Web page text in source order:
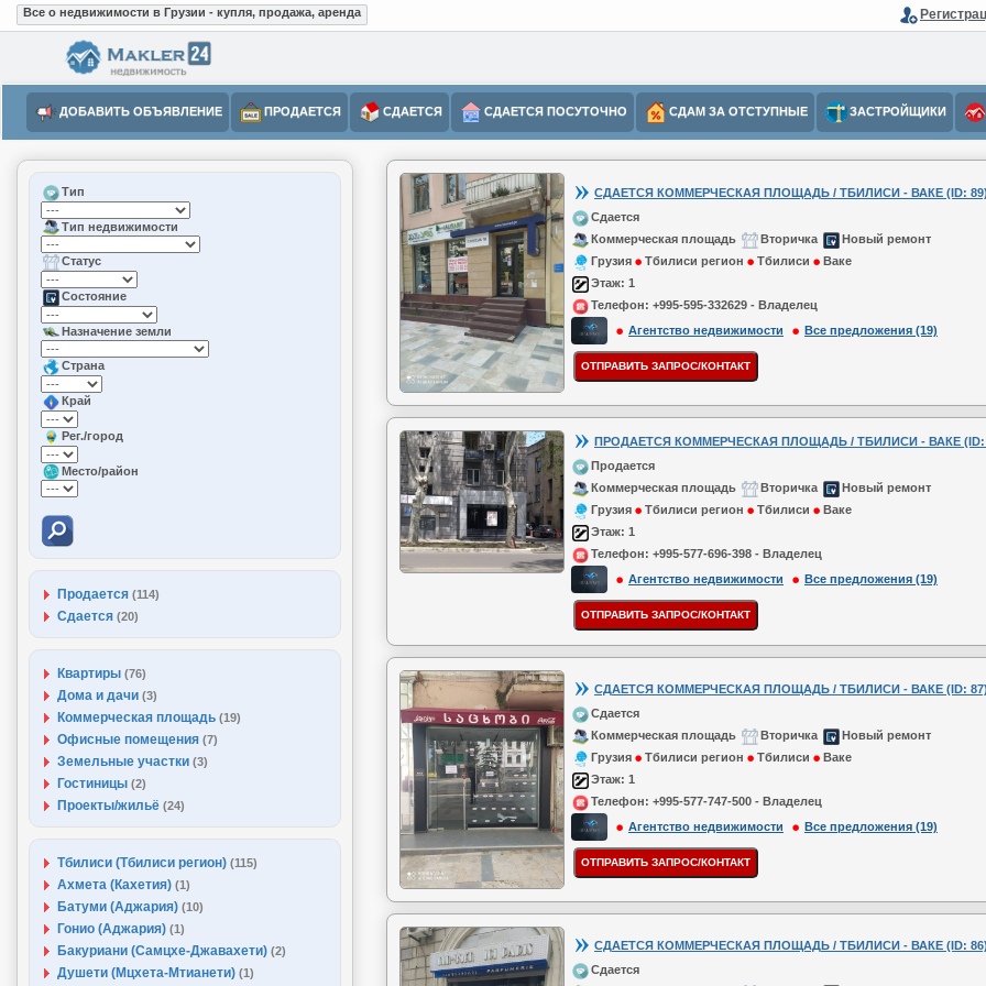
Все о недвижимости в Грузии - купля, продажа, аренда
ДОБАВИТЬ ОБЪЯВЛЕНИЕ ПРОДАЕТСЯ СДАЕТСЯ СДАЕТСЯ ПОСУТОЧНО СДАМ ЗА ОТСТУПНЫЕ ЗАСТРОЙЩИКИ
Тип
Тип недвижимости
Статус
Состояние
Назначение земли
Страна
Край
Рег./город
Место/район
Продается (114)
Сдается (20)
Квартиры (76)
Дома и дачи (3)
Коммерческая площадь (19)
Офисные помещения (7)
Земельные участки (3)
Гостиницы (2)
Проекты/жильё (24)
Тбилиси (Тбилиси регион) (115)
Ахмета (Кахетия) (1)
Батуми (Аджария) (10)
Гонио (Аджария) (1)
Бакуриани (Самцхе-Джавахети) (2)
Душети (Мцхета-Мтианети) (1)
СДАЕТСЯ КОММЕРЧЕСКАЯ ПЛОЩАДЬ / ТБИЛИСИ - ВАКЕ (ID:
Сдается
Коммерческая площадь
Вторичка
Новый ремонт
Грузия
Тбилиси регион Тбилиси
Ваке
Этаж: 1
Телефон: +995-595-332629 - Владелец
Агентство недвижимости
Все предложения (19)
ПРОДАЕТСЯ КОММЕРЧЕСКАЯ ПЛОЩАДЬ / ТБИЛИСИ - ВАКЕ (ID:
Продается
Коммерческая площадь
Вторичка
Новый ремонт
Грузия
Тбилиси регион Тбилиси
Ваке
Этаж: 1
Телефон: +995-577-696-398 - Владелец
Агентство недвижимости
Все предложения (19)
СДАЕТСЯ КОММЕРЧЕСКАЯ ПЛОЩАДЬ / ТБИЛИСИ - ВАКЕ (ID:
Сдается
Коммерческая площадь
Вторичка
Новый ремонт
Грузия
Тбилиси регион Тбилиси
Ваке
Этаж: 1
Телефон: +995-577-747-500 - Владелец
Агентство недвижимости
Все предложения (19)
СДАЕТСЯ КОММЕРЧЕСКАЯ ПЛОЩАДЬ / ТБИЛИСИ - ВАКЕ (ID:
Сдается